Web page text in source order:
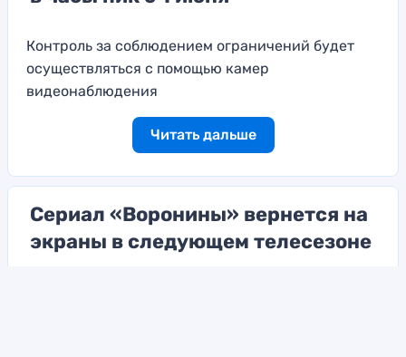
Контроль за соблюдением ограничений будет
осуществляться с помощью камер
видеонаблюдения
Читать дальше
Сериал «Воронины» вернется на
экраны в следующем телесезоне